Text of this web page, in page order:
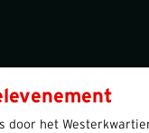
het